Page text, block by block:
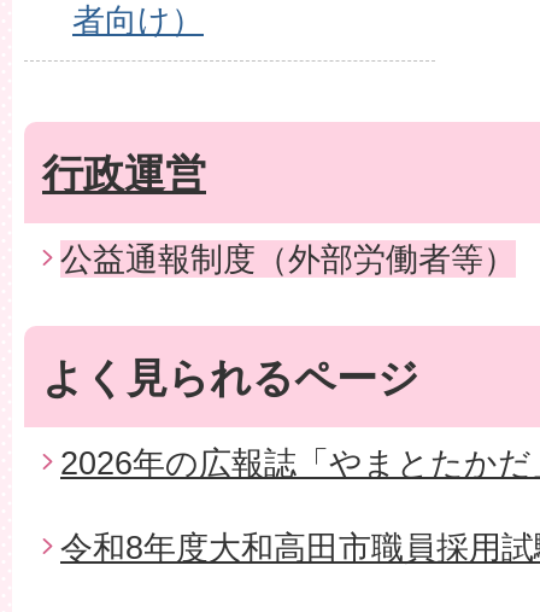
者向け）
行政運営
公益通報制度（外部労働者等）
よく見られるページ
2026年の広報誌「やまとたかだ
令和8年度大和高田市職員採用